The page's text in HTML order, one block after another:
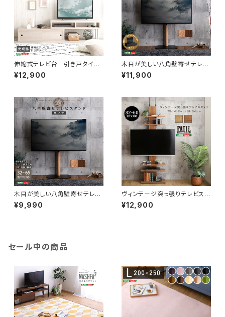
伸縮式テレビ台 引き戸タイ
プ SD-120EX
¥12,900
木目が美しい八角壁寄せテレビ
スタンドロータイプ専用 ハー
ドディスクホルダーセット OT
¥11,900
木目が美しい八角壁寄せテレビ
スタンド ロータイプ OTGT
¥9,990
ヴィンテージ突っ張りテレビスタ
ンド PPWAT
¥12,900
セール中の商品